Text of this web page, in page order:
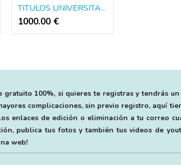
TITULOS UNIVERSITARIOS DE EUROPA Y AMERICA
1000.00 €
100%, si quieres te registras y tendrás
complicaciones, sin previo registro, aquí
enlaces de edición o eliminación a tu correo
publica tus fotos y también tus videos de
web!